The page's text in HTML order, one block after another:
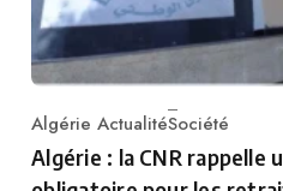
Category
Algérie ActualitéSociété
Algérie : la CNR rappelle